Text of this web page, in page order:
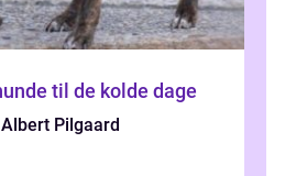
til de kolde dage
Albert Pilgaard